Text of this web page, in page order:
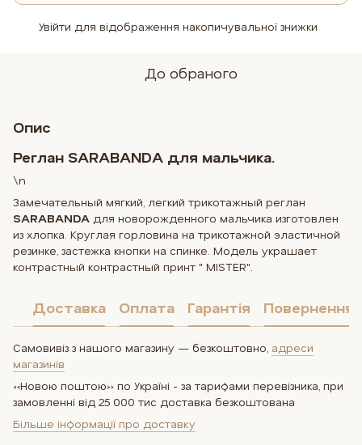
Увійти для відображення накопичувальної знижки
До обраного
Опис
Реглан SARABANDA для мальчика.
\n
Замечательный мягкий, легкий трикотажный реглан
SARABANDA для новорожденного мальчика изготовлен
из хлопка. Круглая горловина на трикотажной эластичной
резинке, застежка кнопки на спинке. Модель украшает
контрастный контрастный принт " MISTER".
Доставка Оплата Гарантія Повернення
Самовивіз з нашого магазину — безкоштовно, адреси
магазинів
«Новою поштою» по Україні - за тарифами перевізника, при
замовленні від 25 000 тис доставка безкоштована
Більше інформації про доставку